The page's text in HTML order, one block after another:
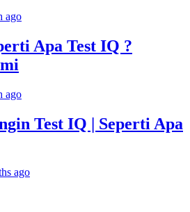
ago
Apa Test IQ ?
ago
Test IQ | Seperti Apa
ago